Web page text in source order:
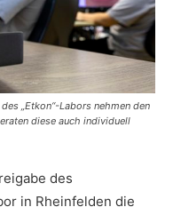
„Etkon“-Labors nehmen den
diese auch individuell
des
in Rheinfelden die